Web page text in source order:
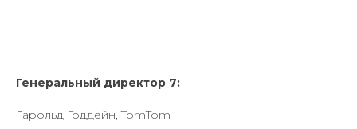
Генеральный директор 7:
Гарольд Годдейн, TomTom